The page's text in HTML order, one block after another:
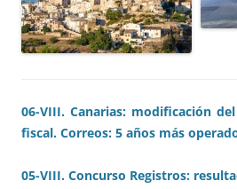
06-VIII. Canarias: modificación
fiscal. Correos: 5 años más
05-VIII. Concurso Registros: